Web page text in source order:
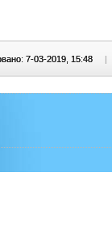
7-03-2019, 15:48 |